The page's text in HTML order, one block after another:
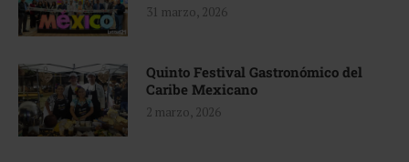
31 marzo, 2026
Quinto Festival Gastronómico del
Caribe Mexicano
2 marzo, 2026